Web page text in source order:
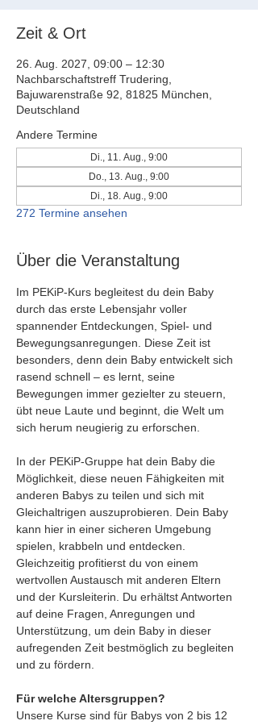
Zeit & Ort
26. Aug. 2027, 09:00 – 12:30
Nachbarschaftstreff Trudering,
Bajuwarenstraße 92, 81825 München,
Deutschland
Andere Termine
Di., 11. Aug., 9:00
Do., 13. Aug., 9:00
Di., 18. Aug., 9:00
272 Termine ansehen
Über die Veranstaltung
Im PEKiP-Kurs begleitest du dein Baby
durch das erste Lebensjahr voller
spannender Entdeckungen, Spiel- und
Bewegungsanregungen. Diese Zeit ist
besonders, denn dein Baby entwickelt sich
rasend schnell – es lernt, seine
Bewegungen immer gezielter zu steuern,
übt neue Laute und beginnt, die Welt um
sich herum neugierig zu erforschen.
In der PEKiP-Gruppe hat dein Baby die
Möglichkeit, diese neuen Fähigkeiten mit
anderen Babys zu teilen und sich mit
Gleichaltrigen auszuprobieren. Dein Baby
kann hier in einer sicheren Umgebung
spielen, krabbeln und entdecken.
Gleichzeitig profitierst du von einem
wertvollen Austausch mit anderen Eltern
und der Kursleiterin. Du erhältst Antworten
auf deine Fragen, Anregungen und
Unterstützung, um dein Baby in dieser
aufregenden Zeit bestmöglich zu begleiten
und zu fördern.
Für welche Altersgruppen?
Unsere Kurse sind für Babys von 2 bis 12